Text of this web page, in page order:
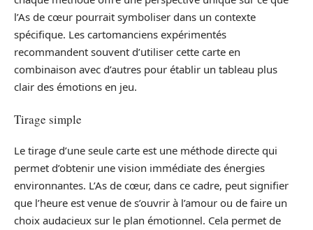
l’As de cœur pourrait symboliser dans un contexte
spécifique. Les cartomanciens expérimentés
recommandent souvent d’utiliser cette carte en
combinaison avec d’autres pour établir un tableau plus
clair des émotions en jeu.
Tirage simple
Le tirage d’une seule carte est une méthode directe qui
permet d’obtenir une vision immédiate des énergies
environnantes. L’As de cœur, dans ce cadre, peut signifier
que l’heure est venue de s’ouvrir à l’amour ou de faire un
choix audacieux sur le plan émotionnel. Cela permet de